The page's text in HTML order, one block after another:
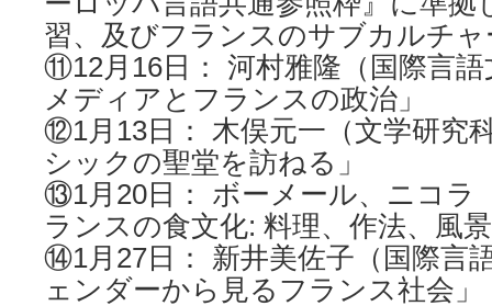
習、及びフランスのサブカルチャ
⑪12月16日： 河村雅隆（国際言語
メディアとフランスの政治」
⑫1月13日： 木俣元一（文学研究
シックの聖堂を訪ねる」
⑬1月20日： ボーメール、ニコラ
ランスの食文化: 料理、作法、風
⑭1月27日： 新井美佐子（国際言
ェンダーから見るフランス社会」